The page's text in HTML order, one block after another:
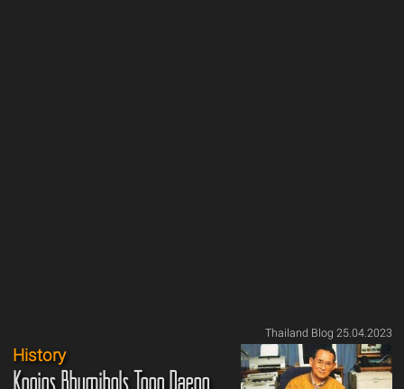
Thailand Blog 25.04.2023
History
Königs Bhumibols Tong Daeng